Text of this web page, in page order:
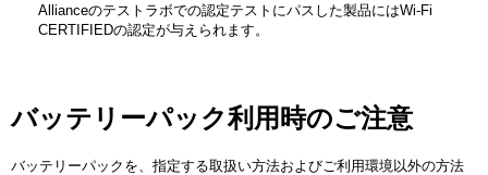
Allianceのテストラボでの認定テストにパスした製品にはWi-Fi
CERTIFIEDの認定が与えられます。
バッテリーパック利用時のご注意
バッテリーパックを、指定する取扱い方法およびご利用環境以外の方法